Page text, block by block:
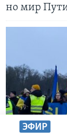
ЭФИР
но мир